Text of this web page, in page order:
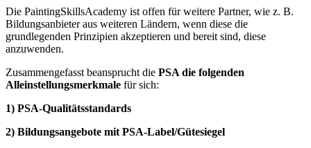
Die PaintingSkillsAcademy ist offen für weitere Partner, wie z. B.
Bildungsanbieter aus weiteren Ländern, wenn diese die
grundlegenden Prinzipien akzeptieren und bereit sind, diese
anzuwenden.
Zusammengefasst beansprucht die PSA die folgenden
Alleinstellungsmerkmale für sich:
1) PSA-Qualitätsstandards
2) Bildungsangebote mit PSA-Label/Gütesiegel